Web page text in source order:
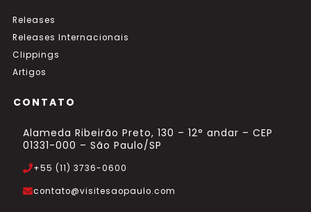
Releases
Releases Internacionais
Clippings
Artigos
CONTATO
Alameda Ribeirão Preto, 130 – 12° andar – CEP
01331-000 – São Paulo/SP
+55 (11) 3736-0600
contato@visitesaopaulo.com